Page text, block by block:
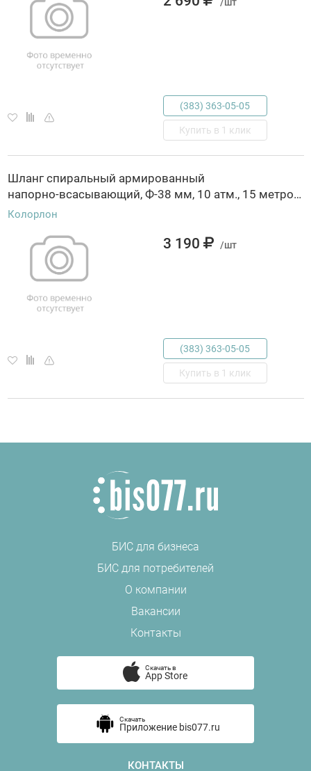
(383) 363-05-05
Купить в 1 клик
Шланг спиральный армированный
напорно-всасывающий, Ф-38 мм, 10 атм., 15 метров// Сибртех, Россия, код 0641500381, штрихкод 460680005166, артикул 67344
Колорлон
3 190 /шт
(383) 363-05-05
Купить в 1 клик
БИС для бизнеса
БИС для потребителей
О компании
Вакансии
Контакты
Скачать в
App Store
Скачать
Приложение bis077.ru
КОНТАКТЫ